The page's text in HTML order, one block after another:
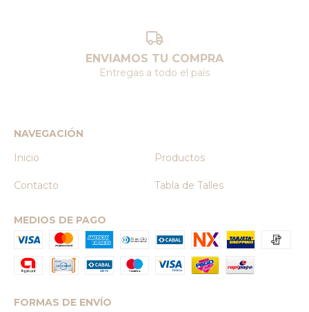
ENVIAMOS TU COMPRA
Entregas a todo el país
NAVEGACIÓN
Inicio
Productos
Contacto Tabla de Talles
MEDIOS DE PAGO
FORMAS DE ENVÍO